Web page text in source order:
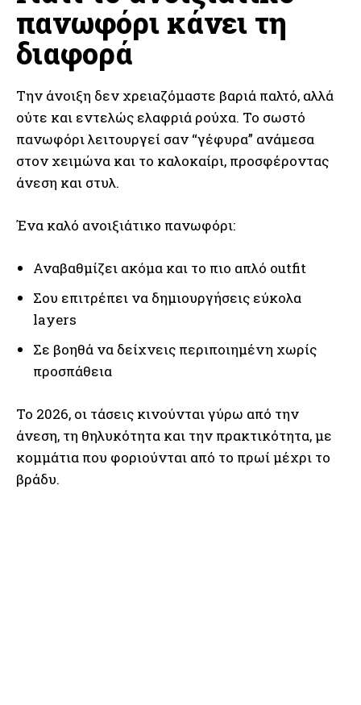
πανωφόρι κάνει τη
διαφορά
Την άνοιξη δεν χρειαζόμαστε βαριά παλτό, αλλά
ούτε και εντελώς ελαφριά ρούχα. Το σωστό
πανωφόρι λειτουργεί σαν “γέφυρα” ανάμεσα
στον χειμώνα και το καλοκαίρι, προσφέροντας
άνεση και στυλ.
Ένα καλό ανοιξιάτικο πανωφόρι:
Αναβαθμίζει ακόμα και το πιο απλό outfit
Σου επιτρέπει να δημιουργήσεις εύκολα
layers
Σε βοηθά να δείχνεις περιποιημένη χωρίς
προσπάθεια
Το 2026, οι τάσεις κινούνται γύρω από την
άνεση, τη θηλυκότητα και την πρακτικότητα, με
κομμάτια που φοριούνται από το πρωί μέχρι το
βράδυ.